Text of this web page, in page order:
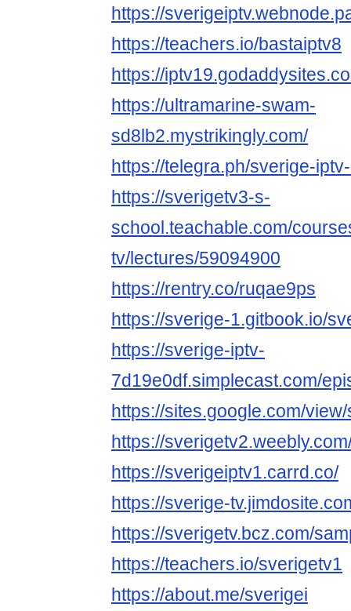
https://
https://teachers.io/bastaiptv8
https://
https://ultramarine-swam-
sd8lb2.mystrikingly.com/
https://telegra.ph/sverige-
https://sverigetv3-s-
school.teachable.com/
tv/lectures/59094900
https://rentry.co/ruqae9ps
https://sverige-1.gitbook.io/
https://sverige-iptv-
7d19e0df.simplecast.com/
https://sites.google.com/
https://
https://sverigeiptv1.carrd.co/
https://sverige-
https://sverigetv.bcz.com/
https://teachers.io/sverigetv1
https://about.me/sverigei